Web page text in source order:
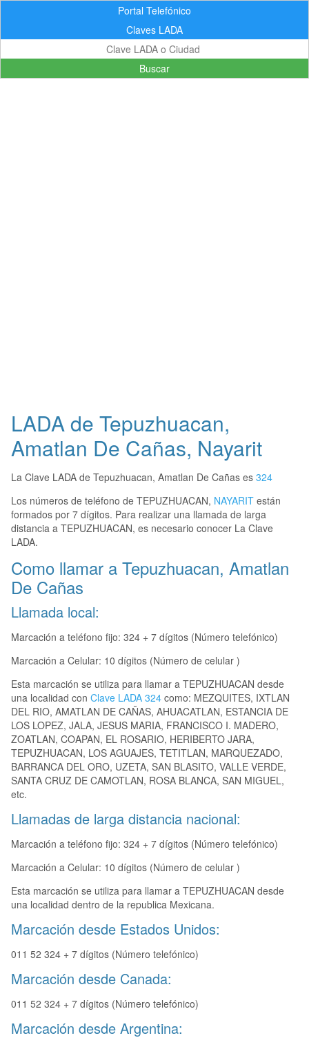
Portal Telefónico
Claves LADA
Buscar
LADA de Tepuzhuacan,
Amatlan De Cañas, Nayarit
La Clave LADA de Tepuzhuacan, Amatlan De Cañas es 324
Los números de teléfono de TEPUZHUACAN, NAYARIT están
formados por 7 dígitos. Para realizar una llamada de larga
distancia a TEPUZHUACAN, es necesario conocer La Clave
LADA.
Como llamar a Tepuzhuacan, Amatlan
De Cañas
Llamada local:
Marcación a teléfono fijo: 324 + 7 dígitos (Número telefónico)
Marcación a Celular: 10 dígitos (Número de celular )
Esta marcación se utiliza para llamar a TEPUZHUACAN desde
una localidad con Clave LADA 324 como: MEZQUITES, IXTLAN
DEL RIO, AMATLAN DE CAÑAS, AHUACATLAN, ESTANCIA DE
LOS LOPEZ, JALA, JESUS MARIA, FRANCISCO I. MADERO,
ZOATLAN, COAPAN, EL ROSARIO, HERIBERTO JARA,
TEPUZHUACAN, LOS AGUAJES, TETITLAN, MARQUEZADO,
BARRANCA DEL ORO, UZETA, SAN BLASITO, VALLE VERDE,
SANTA CRUZ DE CAMOTLAN, ROSA BLANCA, SAN MIGUEL,
etc.
Llamadas de larga distancia nacional:
Marcación a teléfono fijo: 324 + 7 dígitos (Número telefónico)
Marcación a Celular: 10 dígitos (Número de celular )
Esta marcación se utiliza para llamar a TEPUZHUACAN desde
una localidad dentro de la republica Mexicana.
Marcación desde Estados Unidos:
011 52 324 + 7 dígitos (Número telefónico)
Marcación desde Canada:
011 52 324 + 7 dígitos (Número telefónico)
Marcación desde Argentina: